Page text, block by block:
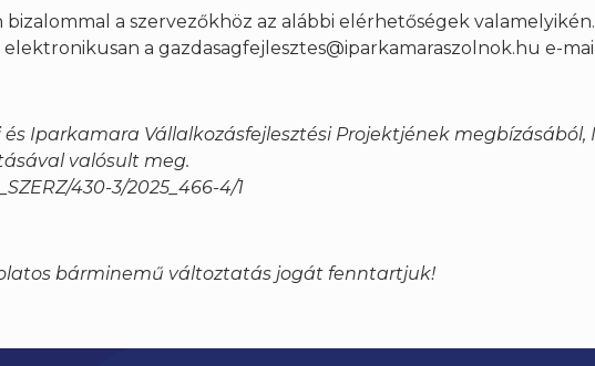
a szervezőkhöz az alábbi elérhetőségek
a gazdasagfejlesztes@iparkamaraszolnok.hu e-
Iparkamara Vállalkozásfejlesztési Projektjének megbízásából,
valósult meg.
430-3/2025_466-4/1
bárminemű változtatás jogát fenntartjuk!